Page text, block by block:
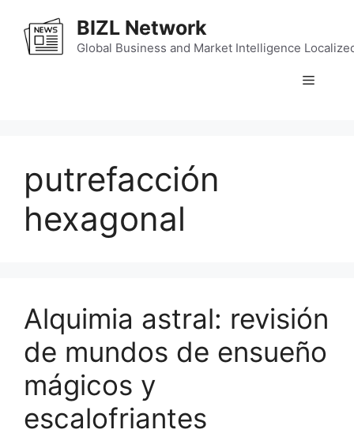
content
BIZL Network
Global Business and Market Intelligence
Menu
putrefacción
hexagonal
Alquimia astral: revisión
de mundos de ensueño
mágicos y
escalofriantes